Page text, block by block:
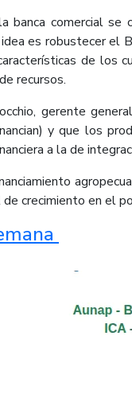
banca comercial se
es robustecer el
de los
recursos.
gerente
y que los
a la de
crecimiento en el